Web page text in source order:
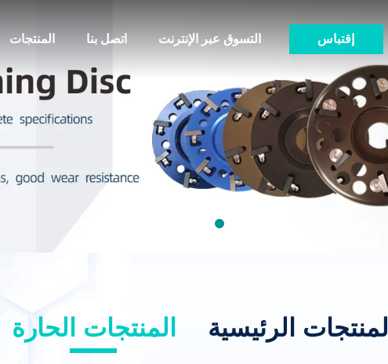
المنتجات اتصل بنا التسوق عبر الإنترنت إقتباس
المنتجات الحارة المنتجات الرئيسية